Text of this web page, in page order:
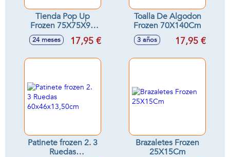
Tienda Pop Up
Frozen 75X75X90
Cm
24 meses 17,95 €
Toalla De Algodon
Frozen 70X140Cm
3 años 17,95 €
Patinete frozen 2. 3
Ruedas
Brazaletes Frozen
25X15Cm